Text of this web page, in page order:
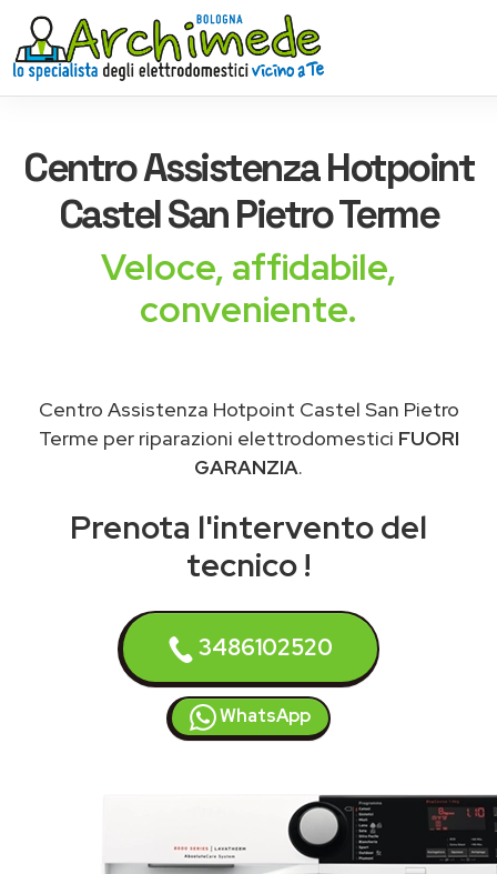
Centro AssistenzaHotpoint
Castel San Pietro Terme
Veloce, affidabile,
conveniente.
Centro Assistenza Hotpoint Castel San Pietro
Terme per riparazioni elettrodomestici FUORI
GARANZIA.
Prenota l'intervento del
tecnico !
3486102520
WhatsApp